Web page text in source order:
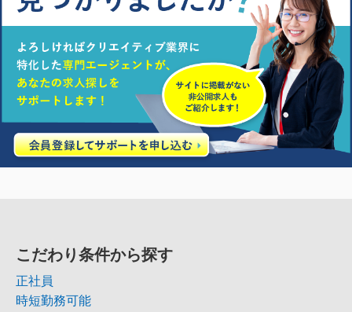
こだわり条件から探す
正社員
時短勤務可能